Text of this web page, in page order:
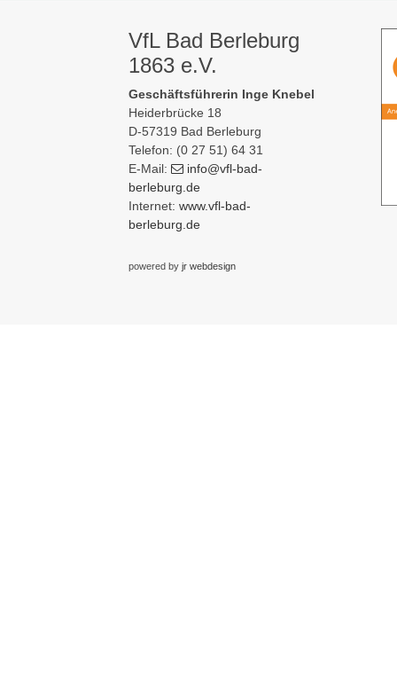
VfL Bad Berleburg
1863 e.V.
Geschäftsführerin Inge Knebel
Heiderbrücke 18
D-57319 Bad Berleburg
Telefon: (0 27 51) 64 31
E-Mail:
info@vfl-bad-
berleburg .de
Internet: www.vfl-bad-
berleburg.de
powered by jr webdesign